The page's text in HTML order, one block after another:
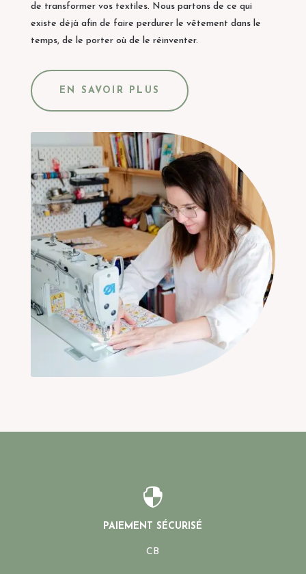
de transformer vos textiles. Nous partons de ce qui
existe déjà afin de faire perdurer le vêtement dans le
temps, de le porter où de le réinventer.
EN SAVOIR PLUS

PAIEMENT SÉCURISÉ
CB